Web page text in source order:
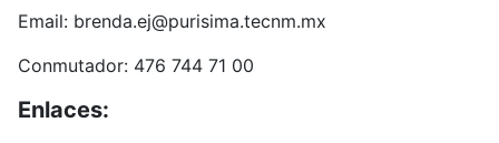
Email: brenda.ej@purisima.tecnm.mx
Conmutador: 476 744 71 00
Enlaces: